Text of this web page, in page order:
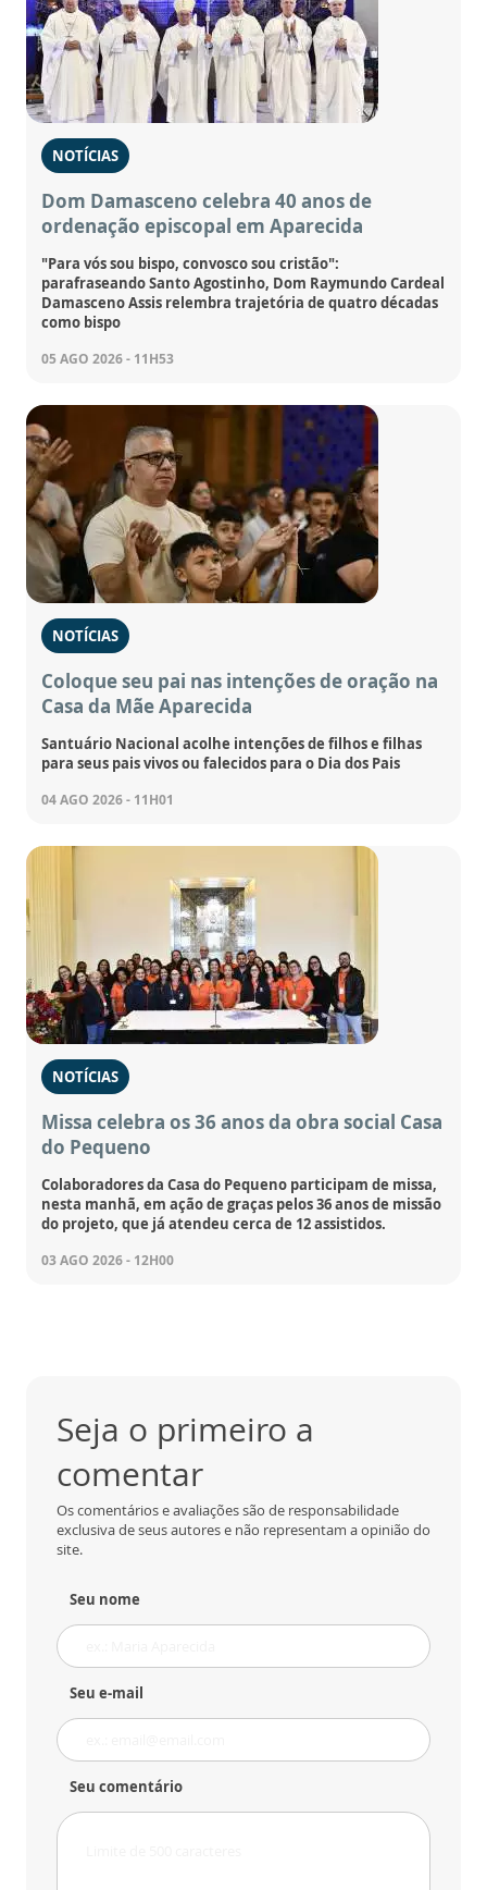
NOTÍCIAS
Dom Damasceno celebra 40 anos de
ordenação episcopal em Aparecida
"Para vós sou bispo, convosco sou cristão":
parafraseando Santo Agostinho, Dom Raymundo Cardeal
Damasceno Assis relembra trajetória de quatro décadas
como bispo
05 AGO 2026 - 11H53
NOTÍCIAS
Coloque seu pai nas intenções de oração na
Casa da Mãe Aparecida
Santuário Nacional acolhe intenções de filhos e filhas
para seus pais vivos ou falecidos para o Dia dos Pais
04 AGO 2026 - 11H01
NOTÍCIAS
Missa celebra os 36 anos da obra social Casa
do Pequeno
Colaboradores da Casa do Pequeno participam de missa,
nesta manhã, em ação de graças pelos 36 anos de missão
do projeto, que já atendeu cerca de 12 assistidos.
03 AGO 2026 - 12H00
Seja o primeiro a
comentar
Os comentários e avaliações são de responsabilidade
exclusiva de seus autores e não representam a opinião do
site.
Seu nome
Seu e-mail
Seu comentário